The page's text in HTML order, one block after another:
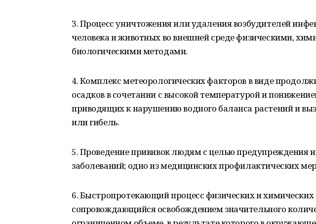
3. Процесс уничтожения или удаления возбудителей
человека и животных во внешней среде физическими,
биологическими методами.
4. Комплекс метеорологических факторов в виде
осадков в сочетании с высокой температурой и
приводящих к нарушению водного баланса растений и
или гибель.
5. Проведение прививок людям с целью предупреждения
заболеваний; одно из медицинских профилактических
6. Быстропротекающий процесс физических и
сопровождающийся освобождением значительного